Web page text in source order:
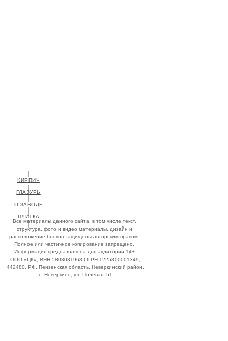
КИРПИЧ
О ЗАВОДЕ
ПЛИТКА
Все материалы данного сайта, в том числе текст,
структура, фото и видео материалы, дизайн и
расположение блоков защищены авторским правом.
Полное или частичное копирование запрещено.
Информация предназначена для аудитории 14+
ООО «ЦК», ИНН 5803031968 ОГРН 1225800001349,
442480, РФ, Пензенская область, Неверкинский район,
с. Неверкино, ул. Полевая, 51